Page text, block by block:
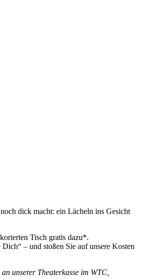
dick macht: ein Lächeln ins Gesicht
Tisch gratis dazu*.
– und stoßen Sie auf unsere Kosten
unserer Theaterkasse im WTC,